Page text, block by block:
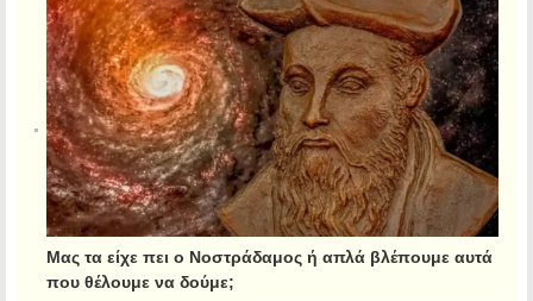
Μας τα είχε πει ο Νοστράδαμος ή απλά βλέπουμε αυτά
που θέλουμε να δούμε;